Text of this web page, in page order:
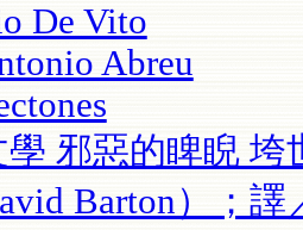
De Vito
Abreu
邪惡的睥睨
Barton）；譯